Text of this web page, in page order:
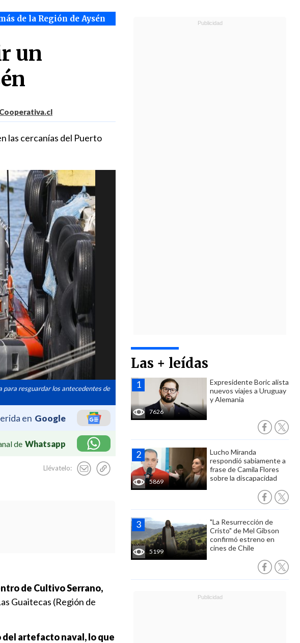
de la Región de Aysén
un
Cooperativa.cl
las cercanías del Puerto
para resguardar los antecedentes de
en Google
de Whatsapp
Llévatelo:
Las + leídas
7626
Expresidente Boric alista
nuevos viajes a Uruguay
y Alemania
5869
Lucho Miranda
respondió sabiamente a
frase de Camila Flores
sobre la discapacidad
5199
"La Resurrección de
Cristo" de Mel Gibson
confirmó estreno en
cines de Chile
de Cultivo Serrano,
Guaitecas (Región de
del artefacto naval, lo que